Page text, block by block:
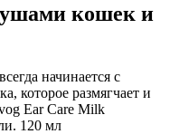
ушами кошек и
начинается с
которое размягчает и
Ear Care Milk
120 мл